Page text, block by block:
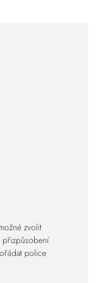
zvolit
přizpůsobení
police